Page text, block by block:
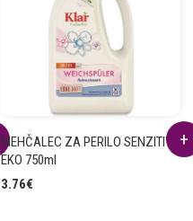
MEHČALEC ZA PERILO SENZITIV K
EKO 750ml
3.76€